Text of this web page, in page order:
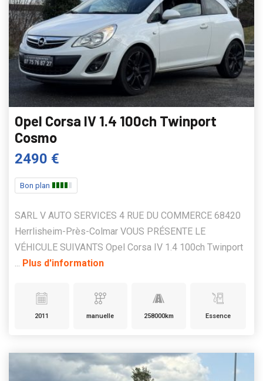
Opel Corsa IV 1.4 100ch Twinport
Cosmo
2490 €
Bon plan
SARL V AUTO SERVICES 4 RUE DU COMMERCE 68420
Herrlisheim-Près-Colmar VOUS PRÉSENTE LE
VÉHICULE SUIVANTS Opel Corsa IV 1.4 100ch Twinport
... Plus d'information
2011 manuelle 258000km Essence